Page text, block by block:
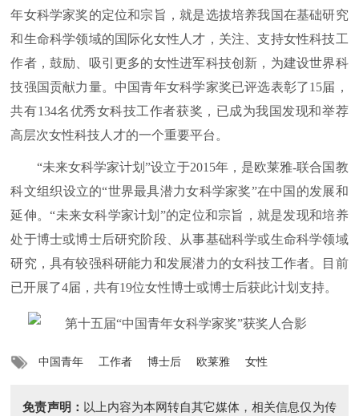
年女科学家奖的定位和宗旨，就是选拔培养我国在基础研究
和生命科学领域的国际化女性人才，关注、支持女性科技工
作者，鼓励、吸引更多的女性进军科技创新，为建设世界科
技强国贡献力量。中国青年女科学家奖已评选表彰了15届，
共有134名优秀女科技工作者获奖，已成为我国发现和举荐
高层次女性科技人才的一个重要平台。
“未来女科学家计划”设立于2015年，是欧莱雅-联合国教
科文组织设立的“世界最具潜力女科学家奖”在中国的发展和
延伸。“未来女科学家计划”的定位和宗旨，就是发现和培养
处于博士或博士后研究阶段、从事基础科学或生命科学领域
研究，具有较强科研能力和发展潜力的女科技工作者。目前
已开展了4届，共有19位女性博士或博士后获此计划支持。
中国青年 工作者 博士后 欧莱雅 女性
免责声明： 以上内容为本网转自其它媒体，相关信息仅为传